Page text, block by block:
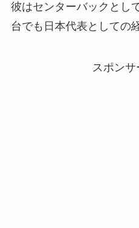
彼はセンターバックとし
台でも日本代表としての
スポンサ